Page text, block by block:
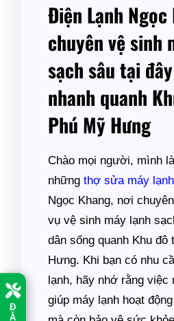
Đ
Ặ
Điện Lạnh Ngọc
chuyên vệ sinh
sạch sâu tại
nhanh quanh
Phú Mỹ Hưng
Chào mọi người, mình
những thợ sửa máy lạnh
Ngọc Khang, nơi
vụ vệ sinh máy lạnh
dân sống quanh Khu đô
Hưng. Khi bạn có nhu
lạnh, hãy nhớ rằng việc
giúp máy lạnh hoạt